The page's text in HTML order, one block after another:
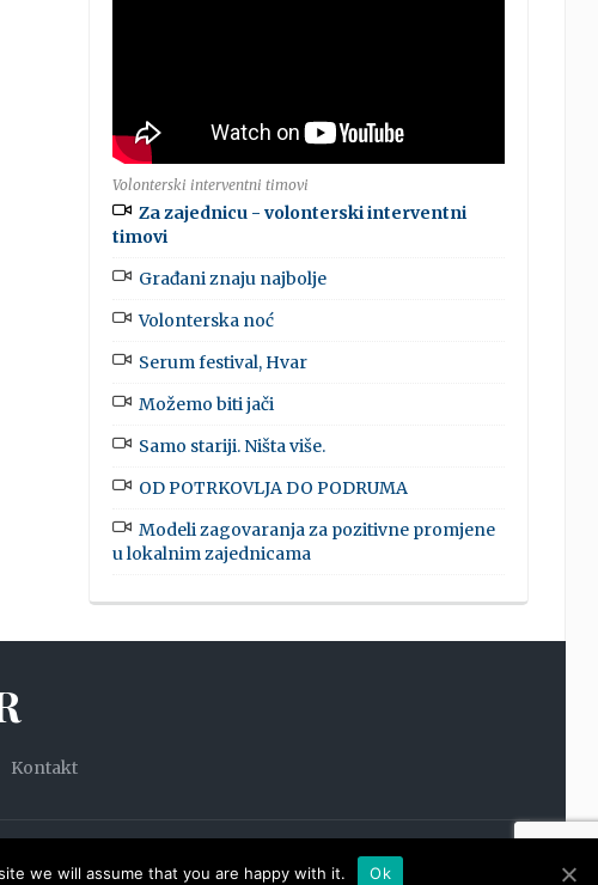
Volonterski interventni timovi
Za zajednicu - volonterski interventni
timovi
Građani znaju najbolje
Volonterska noć
Serum festival, Hvar
Možemo biti jači
Samo stariji. Ništa više.
OD POTRKOVLJA DO PODRUMA
Modeli zagovaranja za pozitivne promjene
u lokalnim zajednicama
Kontakt
we will assume that you are happy with it. Ok